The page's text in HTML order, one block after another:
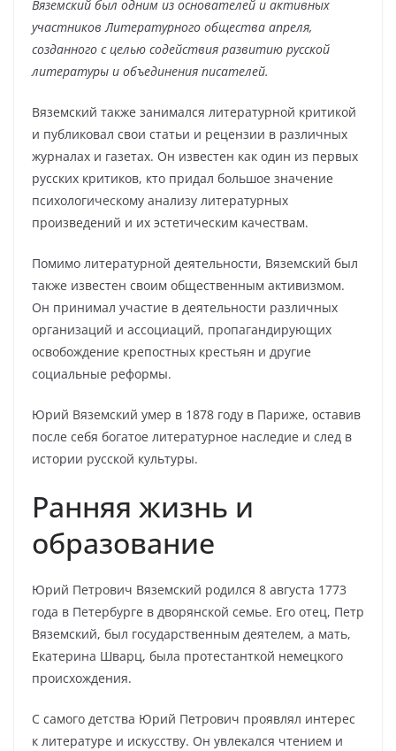
Вяземский был одним из основателей и активных
участников Литературного общества апреля,
созданного с целью содействия развитию русской
литературы и объединения писателей.
Вяземский также занимался литературной критикой
и публиковал свои статьи и рецензии в различных
журналах и газетах. Он известен как один из первых
русских критиков, кто придал большое значение
психологическому анализу литературных
произведений и их эстетическим качествам.
Помимо литературной деятельности, Вяземский был
также известен своим общественным активизмом.
Он принимал участие в деятельности различных
организаций и ассоциаций, пропагандирующих
освобождение крепостных крестьян и другие
социальные реформы.
Юрий Вяземский умер в 1878 году в Париже, оставив
после себя богатое литературное наследие и след в
истории русской культуры.
Ранняя жизнь и
образование
Юрий Петрович Вяземский родился 8 августа 1773
года в Петербурге в дворянской семье. Его отец, Петр
Вяземский, был государственным деятелем, а мать,
Екатерина Шварц, была протестанткой немецкого
происхождения.
С самого детства Юрий Петрович проявлял интерес
к литературе и искусству. Он увлекался чтением и